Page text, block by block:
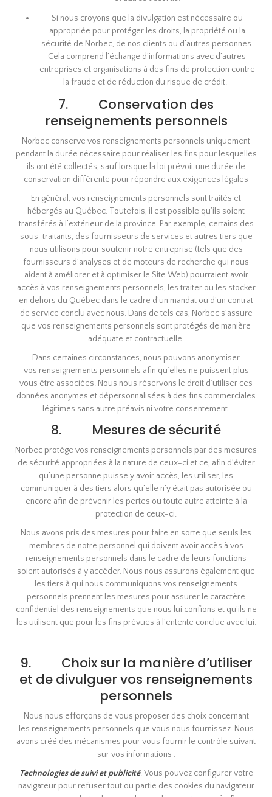
Si nous croyons que la divulgation est nécessaire ou
appropriée pour protéger les droits, la propriété ou la
sécurité de Norbec, de nos clients ou d’autres personnes.
Cela comprend l’échange d’informations avec d’autres
entreprises et organisations à des fins de protection contre
la fraude et de réduction du risque de crédit.
7. Conservation des
renseignements personnels
Norbec conserve vos renseignements personnels uniquement
pendant la durée nécessaire pour réaliser les fins pour lesquelles
ils ont été collectés, sauf lorsque la loi prévoit une durée de
conservation différente pour répondre aux exigences légales
En général, vos renseignements personnels sont traités et
hébergés au Québec. Toutefois, il est possible qu’ils soient
transférés à l’extérieur de la province. Par exemple, certains des
sous-traitants, des fournisseurs de services et autres tiers que
nous utilisons pour soutenir notre entreprise (tels que des
fournisseurs d’analyses et de moteurs de recherche qui nous
aident à améliorer et à optimiser le Site Web) pourraient avoir
accès à vos renseignements personnels, les traiter ou les stocker
en dehors du Québec dans le cadre d’un mandat ou d’un contrat
de service conclu avec nous. Dans de tels cas, Norbec s’assure
que vos renseignements personnels sont protégés de manière
adéquate et contractuelle.
Dans certaines circonstances, nous pouvons anonymiser
vos renseignements personnels afin qu’elles ne puissent plus
vous être associées. Nous nous réservons le droit d’utiliser ces
données anonymes et dépersonnalisées à des fins commerciales
légitimes sans autre préavis ni votre consentement.
8. Mesures de sécurité
Norbec protège vos renseignements personnels par des mesures
de sécurité appropriées à la nature de ceux-ci et ce, afin d’éviter
qu’une personne puisse y avoir accès, les utiliser, les
communiquer à des tiers alors qu’elle n’y était pas autorisée ou
encore afin de prévenir les pertes ou toute autre atteinte à la
protection de ceux-ci.
Nous avons pris des mesures pour faire en sorte que seuls les
membres de notre personnel qui doivent avoir accès à vos
renseignements personnels dans le cadre de leurs fonctions
soient autorisés à y accéder. Nous nous assurons également que
les tiers à qui nous communiquons vos renseignements
personnels prennent les mesures pour assurer le caractère
confidentiel des renseignements que nous lui confions et qu’ils ne
les utilisent que pour les fins prévues à l’entente conclue avec lui.
9. Choix sur la manière d’utiliser
et de divulguer vos renseignements
personnels
Nous nous efforçons de vous proposer des choix concernant
les renseignements personnels que vous nous fournissez. Nous
avons créé des mécanismes pour vous fournir le contrôle suivant
sur vos informations :
Technologies de suivi et publicité. Vous pouvez configurer votre
navigateur pour refuser tout ou partie des cookies du navigateur